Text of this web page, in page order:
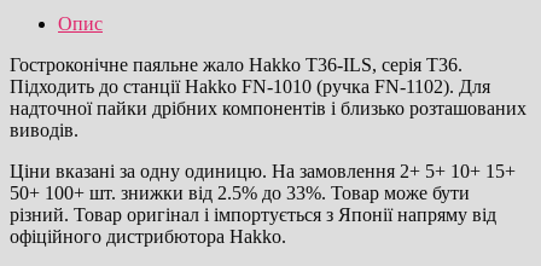
паяльне
оригінал
кількість
Опис
Гостроконічне паяльне жало Hakko T36-ILS, серія T36.
Підходить до станції Hakko FN-1010 (ручка FN-1102). Для
надточної пайки дрібних компонентів і близько розташованих
виводів.
Ціни вказані за одну одиницю. На замовлення 2+ 5+ 10+ 15+
50+ 100+ шт. знижки від 2.5% до 33%. Товар може бути
різний. Товар оригінал і імпортується з Японії напряму від
офіційного дистрибютора Hakko.